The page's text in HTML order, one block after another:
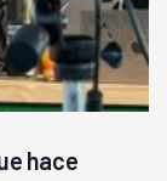
hace